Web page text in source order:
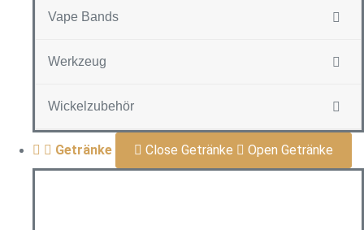
Vape Bands
Werkzeug
Wickelzubehör
Getränke Close Getränke Open Getränke